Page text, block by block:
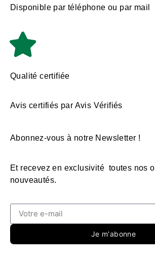
Disponible par téléphone ou par mail
Qualité certifiée
Avis certifiés par Avis Vérifiés
Abonnez-vous à notre Newsletter !
Et recevez en exclusivité toutes nos
nouveautés.
Je m'abonne